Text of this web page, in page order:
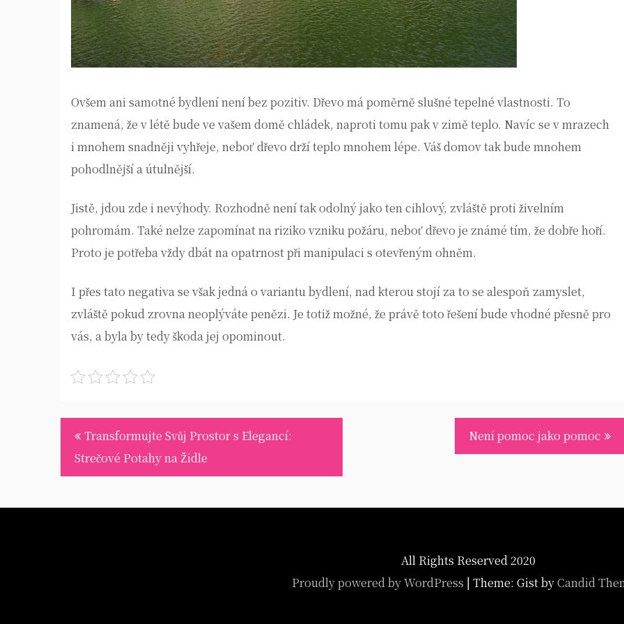
Ovšem ani samotné bydlení není bez pozitiv. Dřevo má poměrně slušné tepelné vlastnosti. To
znamená, že v létě bude ve vašem domě chládek, naproti tomu pak v zimě teplo. Navíc se v mrazech
i mnohem snadněji vyhřeje, neboť dřevo drží teplo mnohem lépe. Váš domov tak bude mnohem
pohodlnější a útulnější.
Jistě, jdou zde i nevýhody. Rozhodně není tak odolný jako ten cihlový, zvláště proti živelním
pohromám. Také nelze zapomínat na riziko vzniku požáru, neboť dřevo je známé tím, že dobře hoří.
Proto je potřeba vždy dbát na opatrnost při manipulaci s otevřeným ohněm.
I přes tato negativa se však jedná o variantu bydlení, nad kterou stojí za to se alespoň zamyslet,
zvláště pokud zrovna neoplýváte penězi. Je totiž možné, že právě toto řešení bude vhodné přesně pro
vás, a byla by tedy škoda jej opominout.
Navigace
pro
příspěvek
Transformujte Svůj Prostor s Elegancí:
Strečové Potahy na Židle
Není pomoc jako pomoc
All Rights Reserved 2020
Proudly powered by WordPress | Theme: Gist byCandid